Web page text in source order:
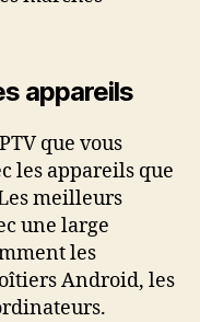
appareils
que vous
les appareils que
meilleurs
une large
les
Android, les